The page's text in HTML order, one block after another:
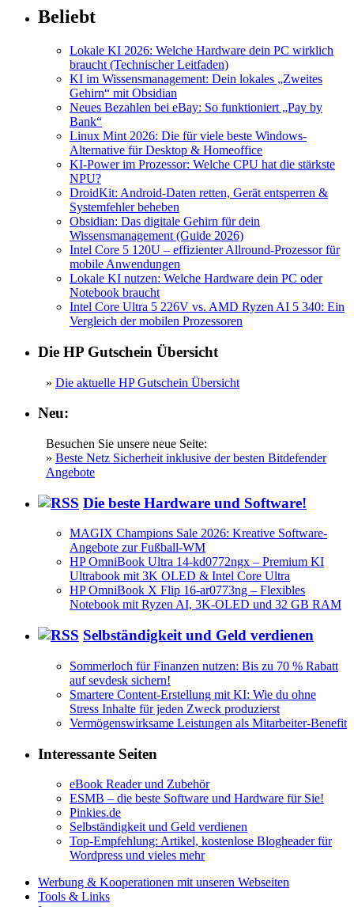
Beliebt
Lokale KI 2026: Welche Hardware dein PC wirklich
braucht (Technischer Leitfaden)
KI im Wissensmanagement: Dein lokales „Zweites
Gehirn“ mit Obsidian
Neues Bezahlen bei eBay: So funktioniert „Pay by
Bank“
Linux Mint 2026: Die für viele beste Windows-
Alternative für Desktop & Homeoffice
KI-Power im Prozessor: Welche CPU hat die stärkste
NPU?
DroidKit: Android-Daten retten, Gerät entsperren &
Systemfehler beheben
Obsidian: Das digitale Gehirn für dein
Wissensmanagement (Guide 2026)
Intel Core 5 120U – effizienter Allround-Prozessor für
mobile Anwendungen
Lokale KI nutzen: Welche Hardware dein PC oder
Notebook braucht
Intel Core Ultra 5 226V vs. AMD Ryzen AI 5 340: Ein
Vergleich der mobilen Prozessoren
Die HP Gutschein Übersicht
» Die aktuelle HP Gutschein Übersicht
Neu:
Besuchen Sie unsere neue Seite:
» Beste Netz Sicherheit inklusive der besten Bitdefender
Angebote
Die beste Hardware und Software!
MAGIX Champions Sale 2026: Kreative Software-
Angebote zur Fußball-WM
HP OmniBook Ultra 14-kd0772ngx – Premium KI
Ultrabook mit 3K OLED & Intel Core Ultra
HP OmniBook X Flip 16-ar0773ng – Flexibles
Notebook mit Ryzen AI, 3K-OLED und 32 GB RAM
Selbständigkeit und Geld verdienen
Sommerloch für Finanzen nutzen: Bis zu 70 % Rabatt
auf sevdesk sichern!
Smartere Content-Erstellung mit KI: Wie du ohne
Stress Inhalte für jeden Zweck produzierst
Vermögenswirksame Leistungen als Mitarbeiter-Benefit
Interessante Seiten
eBook Reader und Zubehör
ESMB – die beste Software und Hardware für Sie!
Pinkies.de
Selbständigkeit und Geld verdienen
Top-Empfehlung: Artikel, kostenlose Blogheader für
Wordpress und vieles mehr
Werbung & Kooperationen mit unseren Webseiten
Tools & Links